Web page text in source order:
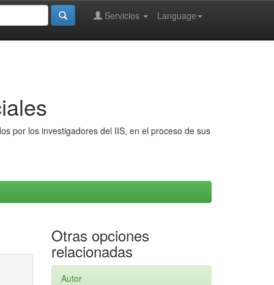
Language
Servicios
por los investigadores del IIS, en el proceso de sus
Otras opciones
relacionadas
Autor